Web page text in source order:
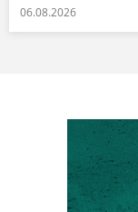
06.08.2026